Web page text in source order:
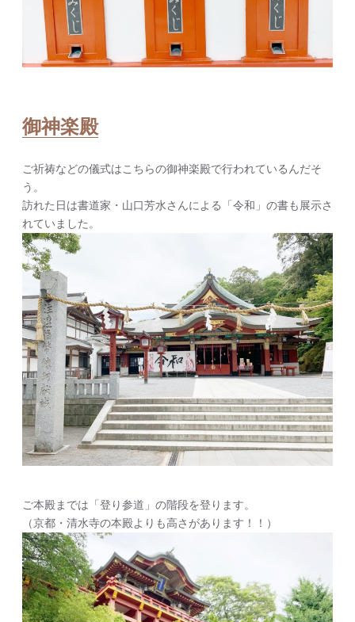
御神楽殿
ご祈祷などの儀式はこちらの御神楽殿で行われているんだそ
う。
訪れた日は書道家・山口芳水さんによる「令和」の書も展示さ
れていました。
ご本殿までは「登り参道」の階段を登ります。
（京都・清水寺の本殿よりも高さがあります！！）